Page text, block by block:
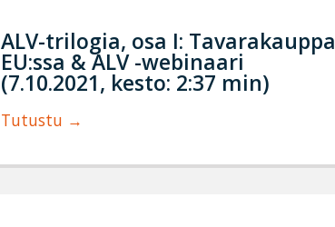
ALV-trilogia, osa I: Tavarakauppa
EU:ssa & ALV -webinaari
(7.10.2021, kesto: 2:37 min)
Tutustu